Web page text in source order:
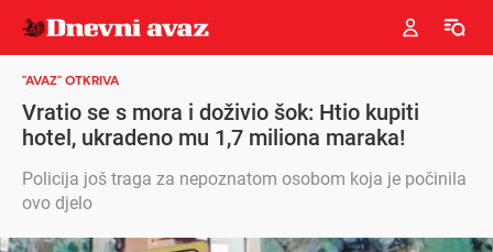
"AVAZ" OTKRIVA
Vratio se s mora i doživio šok: Htio kupiti
hotel, ukradeno mu 1,7 miliona maraka!
Policija još traga za nepoznatom osobom koja je počinila
ovo djelo